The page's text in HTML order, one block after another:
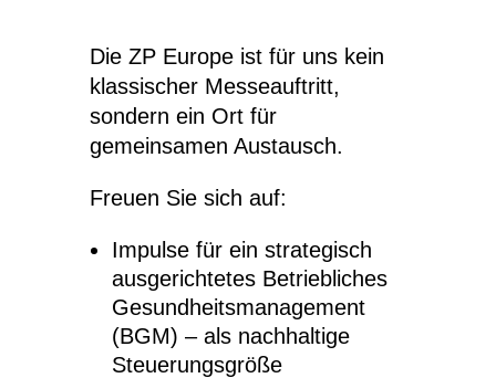
Die ZP Europe ist für uns kein
klassischer Messeauftritt,
sondern ein Ort für
gemeinsamen Austausch.
Freuen Sie sich auf:
Impulse für ein strategisch
ausgerichtetes Betriebliches
Gesundheitsmanagement
(BGM) – als nachhaltige
Steuerungsgröße